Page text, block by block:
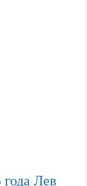
года Лев